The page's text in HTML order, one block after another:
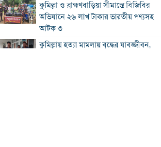
কুমিল্লা ও ব্রাহ্মণবাড়িয়া সীমান্তে বিজিবির
অভিযানে ২৬ লাখ টাকার ভারতীয় পণ্যসহ
আটক ৩
কুমিল্লায় হত্যা মামলায় বৃদ্ধের যাবজ্জীবন,